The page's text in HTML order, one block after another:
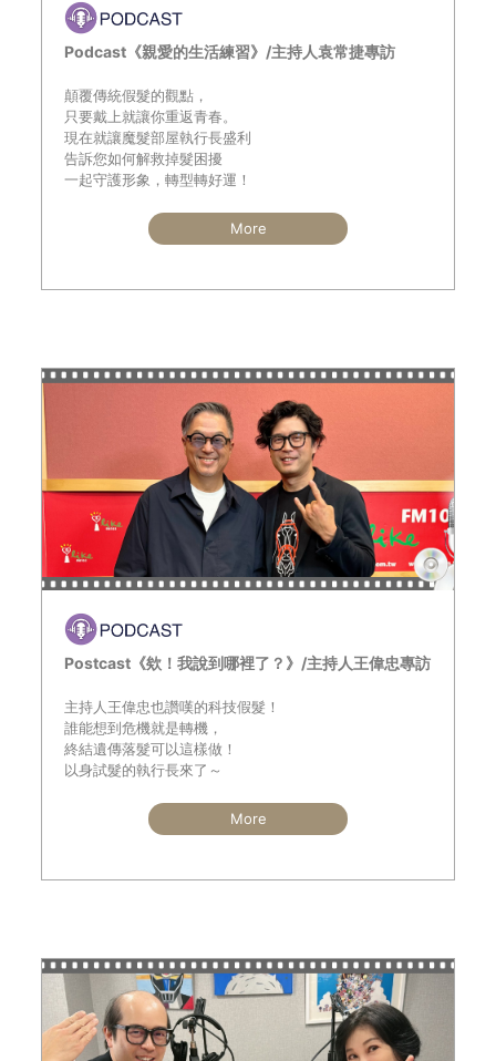
Podcast《親愛的生活練習》/主持人袁常捷專訪
顛覆傳統假髮的觀點，
只要戴上就讓你重返青春。
現在就讓魔髮部屋執行長盛利
告訴您如何解救掉髮困擾
一起守護形象，轉型轉好運！
More
Postcast《欸！我說到哪裡了？》/主持人王偉忠專訪
主持人王偉忠也讚嘆的科技假髮！
誰能想到危機就是轉機，
終結遺傳落髮可以這樣做！
以身試髮的執行長來了～
More